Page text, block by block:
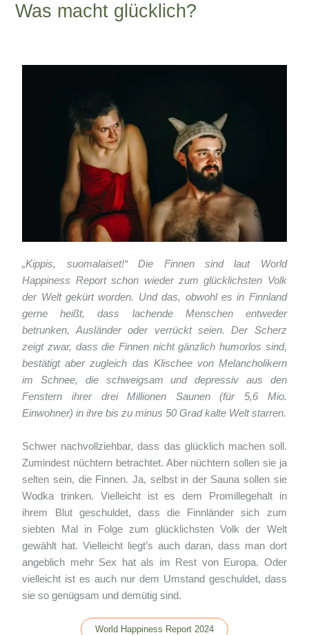
Was macht glücklich?
„Kippis, suomalaiset!“ Die Finnen sind laut World
Happiness Report schon wieder zum glücklichsten Volk
der Welt gekürt worden. Und das, obwohl es in Finnland
gerne heißt, dass lachende Menschen entweder
betrunken, Ausländer oder verrückt seien. Der Scherz
zeigt zwar, dass die Finnen nicht gänzlich humorlos sind,
bestätigt aber zugleich das Klischee von Melancholikern
im Schnee, die schweigsam und depressiv aus den
Fenstern ihrer drei Millionen Saunen (für 5,6 Mio.
Einwohner) in ihre bis zu minus 50 Grad kalte Welt starren.
Schwer nachvollziehbar, dass das glücklich machen soll.
Zumindest nüchtern betrachtet. Aber nüchtern sollen sie ja
selten sein, die Finnen. Ja, selbst in der Sauna sollen sie
Wodka trinken. Vielleicht ist es dem Promillegehalt in
ihrem Blut geschuldet, dass die Finnländer sich zum
siebten Mal in Folge zum glücklichsten Volk der Welt
gewählt hat. Vielleicht liegt’s auch daran, dass man dort
angeblich mehr Sex hat als im Rest von Europa. Oder
vielleicht ist es auch nur dem Umstand geschuldet, dass
sie so genügsam und demütig sind.
World Happiness Report 2024